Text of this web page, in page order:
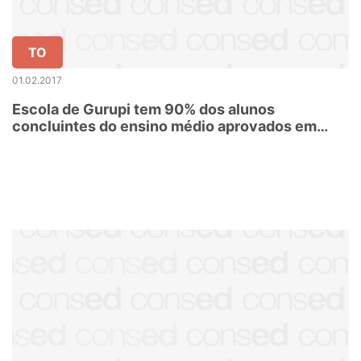
TO
01.02.2017
Escola de Gurupi tem 90% dos alunos
concluintes do ensino médio aprovados em